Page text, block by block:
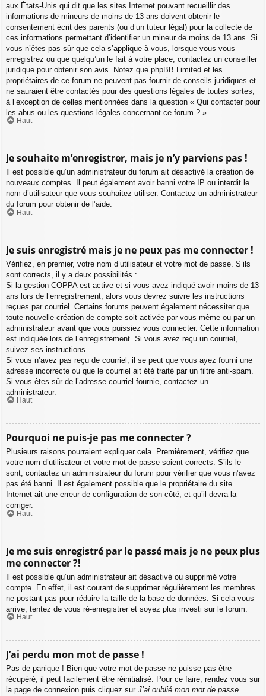
aux États-Unis qui dit que les sites Internet pouvant recueillir des
informations de mineurs de moins de 13 ans doivent obtenir le
consentement écrit des parents (ou d’un tuteur légal) pour la collecte de
ces informations permettant d’identifier un mineur de moins de 13 ans. Si
vous n’êtes pas sûr que cela s’applique à vous, lorsque vous vous
enregistrez ou que quelqu’un le fait à votre place, contactez un conseiller
juridique pour obtenir son avis. Notez que phpBB Limited et les
propriétaires de ce forum ne peuvent pas fournir de conseils juridiques et
ne sauraient être contactés pour des questions légales de toutes sortes,
à l’exception de celles mentionnées dans la question « Qui contacter pour
les abus ou les questions légales concernant ce forum ? ».
Haut
Je souhaite m’enregistrer, mais je n’y parviens pas !
Il est possible qu’un administrateur du forum ait désactivé la création de
nouveaux comptes. Il peut également avoir banni votre IP ou interdit le
nom d’utilisateur que vous souhaitez utiliser. Contactez un administrateur
du forum pour obtenir de l’aide.
Haut
Je suis enregistré mais je ne peux pas me connecter !
Vérifiez, en premier, votre nom d’utilisateur et votre mot de passe. S’ils
sont corrects, il y a deux possibilités :
Si la gestion COPPA est active et si vous avez indiqué avoir moins de 13
ans lors de l’enregistrement, alors vous devrez suivre les instructions
reçues par courriel. Certains forums peuvent également nécessiter que
toute nouvelle création de compte soit activée par vous-même ou par un
administrateur avant que vous puissiez vous connecter. Cette information
est indiquée lors de l’enregistrement. Si vous avez reçu un courriel,
suivez ses instructions.
Si vous n’avez pas reçu de courriel, il se peut que vous ayez fourni une
adresse incorrecte ou que le courriel ait été traité par un filtre anti-spam.
Si vous êtes sûr de l’adresse courriel fournie, contactez un
administrateur.
Haut
Pourquoi ne puis-je pas me connecter ?
Plusieurs raisons pourraient expliquer cela. Premièrement, vérifiez que
votre nom d’utilisateur et votre mot de passe soient corrects. S’ils le
sont, contactez un administrateur du forum pour vérifier que vous n’avez
pas été banni. Il est également possible que le propriétaire du site
Internet ait une erreur de configuration de son côté, et qu’il devra la
corriger.
Haut
Je me suis enregistré par le passé mais je ne peux plus
me connecter ?!
Il est possible qu’un administrateur ait désactivé ou supprimé votre
compte. En effet, il est courant de supprimer régulièrement les membres
ne postant pas pour réduire la taille de la base de données. Si cela vous
arrive, tentez de vous ré-enregistrer et soyez plus investi sur le forum.
Haut
J’ai perdu mon mot de passe !
Pas de panique ! Bien que votre mot de passe ne puisse pas être
récupéré, il peut facilement être réinitialisé. Pour ce faire, rendez vous sur
la page de connexion puis cliquez sur J’ai oublié mon mot de passe.